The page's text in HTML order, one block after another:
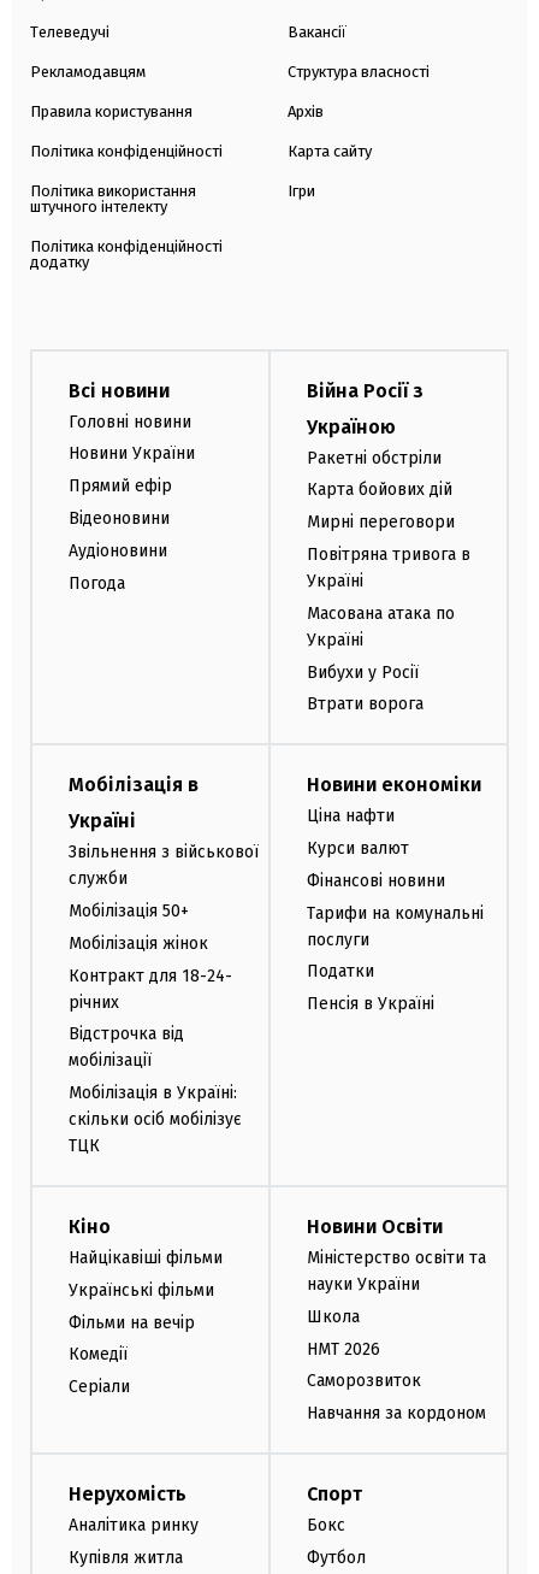
Телеведучі
Рекламодавцям
Правила користування
Політика конфіденційності
Політика використання
штучного інтелекту
Політика конфіденційності
додатку
Вакансії
Структура власності
Архів
Карта сайту
Ігри
Всі новини
Головні новини
Новини України
Прямий ефір
Відеоновини
Аудіоновини
Погода
Війна Росії з
Україною
Ракетні обстріли
Карта бойових дій
Мирні переговори
Повітряна тривога в
Україні
Масована атака по
Україні
Вибухи у Росії
Втрати ворога
Мобілізація в
Україні
Звільнення з військової
служби
Мобілізація 50+
Мобілізація жінок
Контракт для 18-24-
річних
Відстрочка від
мобілізації
Мобілізація в Україні:
скільки осіб мобілізує
ТЦК
Новини економіки
Ціна нафти
Курси валют
Фінансові новини
Тарифи на комунальні
послуги
Податки
Пенсія в Україні
Кіно
Найцікавіші фільми
Українські фільми
Фільми на вечір
Комедії
Серіали
Новини Освіти
Міністерство освіти та
науки України
Школа
НМТ 2026
Саморозвиток
Навчання за кордоном
Нерухомість
Аналітика ринку
Купівля житла
Спорт
Бокс
Футбол